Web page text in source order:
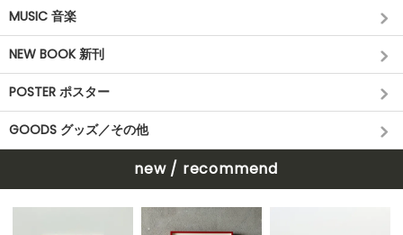
MUSIC 音楽
NEW BOOK 新刊
POSTER ポスター
GOODS グッズ／その他
new / recommend